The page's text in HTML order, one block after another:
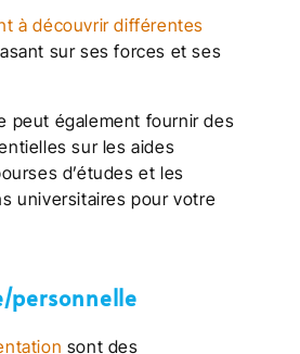
à découvrir différentes
sur ses forces et ses
peut également fournir des
sur les aides
d’études et les
universitaires pour votre
personnelle
sont des